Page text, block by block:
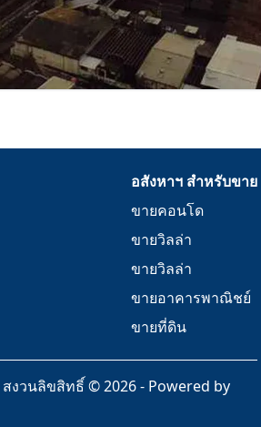
อสังหาฯ สำหรับขาย
ขายคอนโด
ขายวิลล่า
ขายวิลล่า
ขายอาคารพาณิชย์
ขายที่ดิน
สงวนลิขสิทธิ์©2026- Powered by